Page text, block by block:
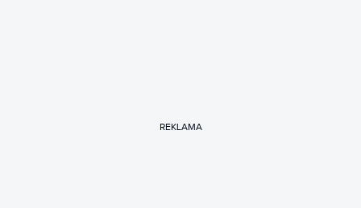
REKLAMA